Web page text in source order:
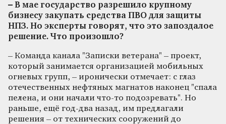
– В мае государство разрешило крупному
бизнесу закупать средства ПВО для защиты
НПЗ. Но эксперты говорят, что это запоздалое
решение. Что произошло?
– Команда канала "Записки ветерана" – проект,
который занимается организацией мобильных
огневых групп, – иронически отмечает: с глаз
отечественных нефтяных магнатов наконец "спала
пелена, и они начали что-то подозревать". Но
раньше, ещё год-два назад, им предлагали
решения – от технических сооружений до